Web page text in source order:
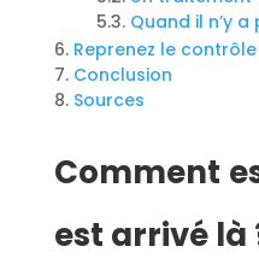
Quand il n’y
Reprenez le
Conclusion
Sources
Comment
est arrivé là